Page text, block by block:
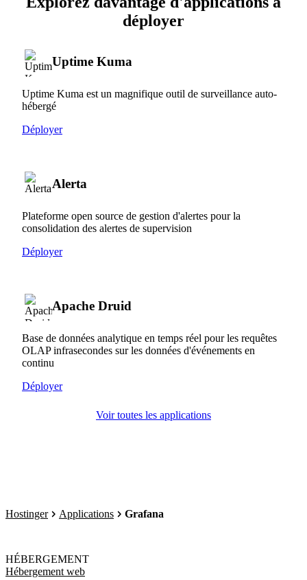
déployer
Uptime Kuma
Uptime Kuma est un magnifique outil de surveillance auto-
hébergé
Déployer
Alerta
Plateforme open source de gestion d'alertes pour la
consolidation des alertes de supervision
Déployer
Apache Druid
Base de données analytique en temps réel pour les requêtes
OLAP infrasecondes sur les données d'événements en
continu
Déployer
Voir toutes les applications
Hostinger Applications Grafana
HÉBERGEMENT
Hébergement web